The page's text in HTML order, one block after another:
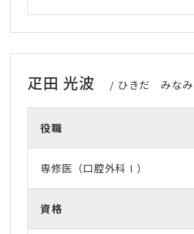
疋田 光波 ひきだ みなみ
役職
専修医（口腔外科Ⅰ）
資格